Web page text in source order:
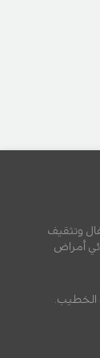
وتثقيف
أمراض
الخطيب.